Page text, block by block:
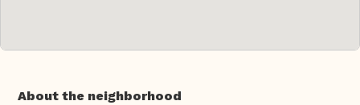
About the neighborhood